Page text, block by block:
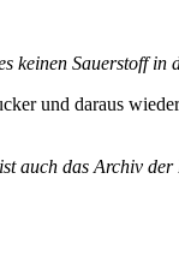
keinen Sauerstoff
und daraus
auch das Archiv